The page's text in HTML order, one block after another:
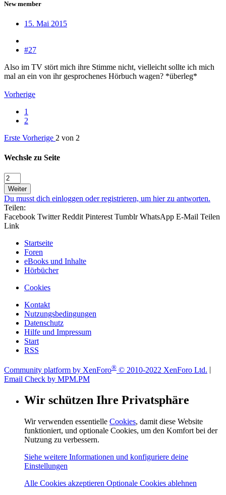
New member
15. Mai 2015
#27
Also im TV stört mich ihre Stimme nicht, vielleicht sollte ich mich
mal an ein von ihr gesprochenes Hörbuch wagen? *überleg*
Vorherige
1
2
Erste Vorherige 2 von 2
Wechsle zu Seite
Weiter
Du musst dich einloggen oder registrieren, um hier zu antworten.
Teilen:
Facebook Twitter Reddit Pinterest Tumblr WhatsApp E-Mail Teilen
Link
Startseite
Foren
eBooks und Inhalte
Hörbücher
Cookies
Kontakt
Nutzungsbedingungen
Datenschutz
Hilfe und Impressum
Start
RSS
Community platform by XenForo® © 2010-2022 XenForo Ltd.
Email Check by MPM.PM
Wir schützen Ihre Privatsphäre
Wir verwenden essentielle Cookies, damit diese Website
funktioniert, und optionale Cookies, um den Komfort bei der
Nutzung zu verbessern.
Siehe weitere Informationen und konfiguriere deine
Einstellungen
Alle Cookies akzeptieren Optionale Cookies ablehnen